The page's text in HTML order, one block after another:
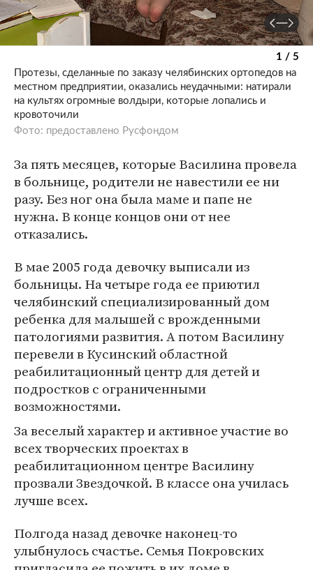
1 / 5
Протезы, сделанные по заказу челябинских ортопедов на
местном предприятии, оказались неудачными: натирали
на культях огромные волдыри, которые лопались и
кровоточили
Фото: предоставлено Русфондом
За пять месяцев, которые Василина провела
в больнице, родители не навестили ее ни
разу. Без ног она была маме и папе не
нужна. В конце концов они от нее
отказались.
В мае 2005 года девочку выписали из
больницы. На четыре года ее приютил
челябинский специализированный дом
ребенка для малышей с врожденными
патологиями развития. А потом Василину
перевели в Кусинский областной
реабилитационный центр для детей и
подростков с ограниченными
возможностями.
За веселый характер и активное участие во
всех творческих проектах в
реабилитационном центре Василину
прозвали Звездочкой. В классе она училась
лучше всех.
Полгода назад девочке наконец-то
улыбнулось счастье. Семья Покровских